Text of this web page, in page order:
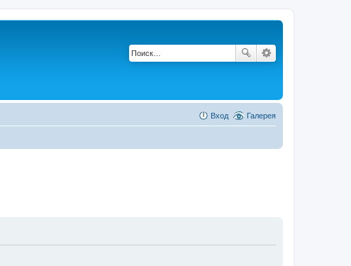
Галерея
Вход